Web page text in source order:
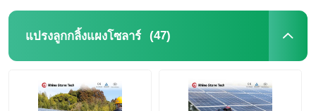
แปรงลูกกลิ้งแผงโซลาร์ (47)